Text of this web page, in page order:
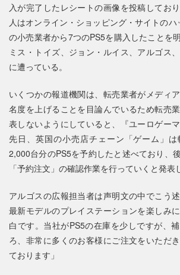
入が完了したレシートの画像を投稿してお
人はオンライン・ショッピング・サイトの
の小売業者から7つのPS5を購入したことを
ミス・トイズ、ジョン・ルイス、アルゴス
に遭っている。
いくつかの報道機関は、転売業者がメディ
名度を上げることを目論んでいるため転売
表しないようにしていると、『ユーロゲーマ
先日、英国の小売店チェーン「ゲーム」
2,000台分のPS5を予約したと述べており、
「予約注文」の確認作業を行っていくと発表
アルゴスの広報担当者は声明文の中でこう
最新モデルのプレイステーションを楽しみ
白です。当社がPS5の在庫を少しですが、
ろ、非常に多くのお客様にご注文をいただ
ております」